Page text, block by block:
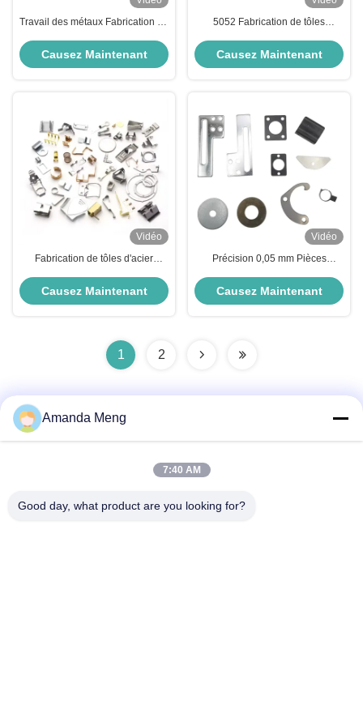
Travail des métaux Fabrication de
Composants métalliques en
laiton personnalisés
Causez Maintenant
5052 Fabrication de tôles
de tôles métalliques
Causez Maintenant
Vidéo
Fabrication de tôles d'acier
Ss Fabrication de tôles
Causez Maintenant
Vidéo
Précision 0,05 mm Pièces
Fabrication de tôles galvanisées
Causez Maintenant
1 2
Rm. 1010, bâtiment D, place Taihua Longqi, district de
Amanda Meng
7:40 AM
Good day, what product are you looking for?